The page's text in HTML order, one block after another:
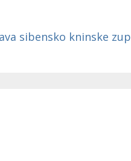
sibensko kninske